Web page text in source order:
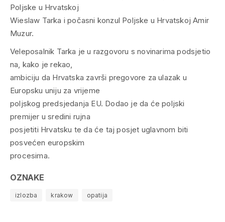
Poljske u Hrvatskoj
Wieslaw Tarka i počasni konzul Poljske u Hrvatskoj Amir
Muzur.
Veleposalnik Tarka je u razgovoru s novinarima podsjetio
na, kako je rekao,
ambiciju da Hrvatska završi pregovore za ulazak u
Europsku uniju za vrijeme
poljskog predsjedanja EU. Dodao je da će poljski
premijer u sredini rujna
posjetiti Hrvatsku te da će taj posjet uglavnom biti
posvećen europskim
procesima.
OZNAKE
izlozba krakow opatija